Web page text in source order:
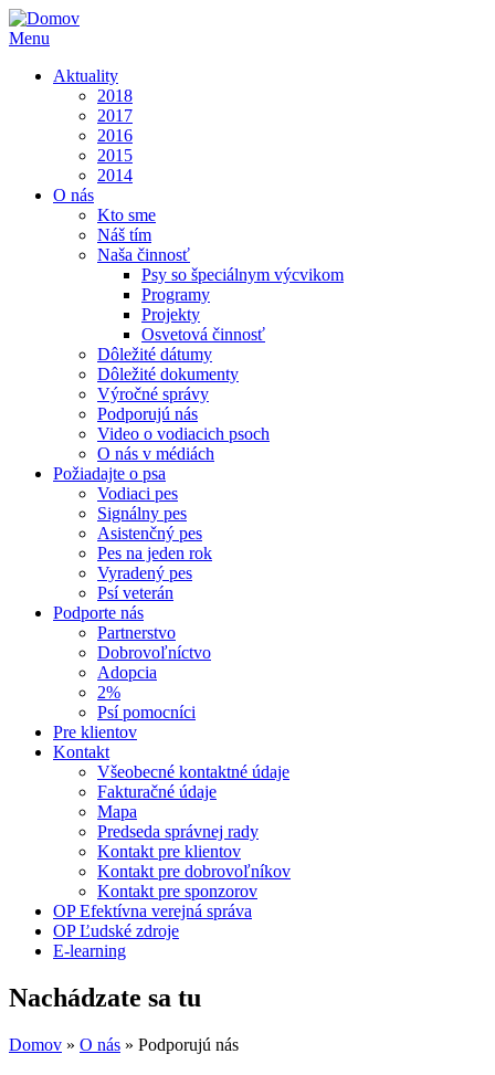
Menu
Aktuality
2018
2017
2016
2015
2014
O nás
Kto sme
Náš tím
Naša činnosť
Psy so špeciálnym výcvikom
Programy
Projekty
Osvetová činnosť
Dôležité dátumy
Dôležité dokumenty
Výročné správy
Podporujú nás
Video o vodiacich psoch
O nás v médiách
Požiadajte o psa
Vodiaci pes
Signálny pes
Asistenčný pes
Pes na jeden rok
Vyradený pes
Psí veterán
Podporte nás
Partnerstvo
Dobrovoľníctvo
Adopcia
2%
Psí pomocníci
Pre klientov
Kontakt
Všeobecné kontaktné údaje
Fakturačné údaje
Mapa
Predseda správnej rady
Kontakt pre klientov
Kontakt pre dobrovoľníkov
Kontakt pre sponzorov
OP Efektívna verejná správa
OP Ľudské zdroje
E-learning
Nachádzate sa tu
Domov » O nás » Podporujú nás